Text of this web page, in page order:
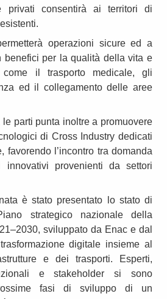
privati consentirà ai territori di
operazioni sicure ed a
benefici per la qualità della vita e
il trasporto medicale, gli
ed il collegamento delle aree
parti punta inoltre a promuovere
di Cross Industry dedicati
favorendo l’incontro tra domanda
provenienti da settori
è stato presentato lo stato di
strategico nazionale della
sviluppato da Enac e dal
digitale insieme al
e dei trasporti. Esperti,
e stakeholder si sono
fasi di sviluppo di un